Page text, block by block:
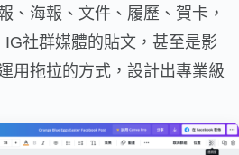
、海報、文件、履歷、賀卡，
社群媒體的貼文，甚至是影
用拖拉的方式，設計出專業級